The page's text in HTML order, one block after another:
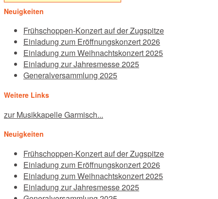
Neuigkeiten
Frühschoppen-Konzert auf der Zugspitze
Einladung zum Eröffnungskonzert 2026
Einladung zum Weihnachtskonzert 2025
Einladung zur Jahresmesse 2025
Generalversammlung 2025
Weitere Links
zur Musikkapelle Garmisch...
Neuigkeiten
Frühschoppen-Konzert auf der Zugspitze
Einladung zum Eröffnungskonzert 2026
Einladung zum Weihnachtskonzert 2025
Einladung zur Jahresmesse 2025